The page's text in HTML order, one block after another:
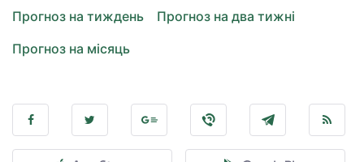
Прогноз на тиждень
Прогноз на два тижні
Прогноз на місяць